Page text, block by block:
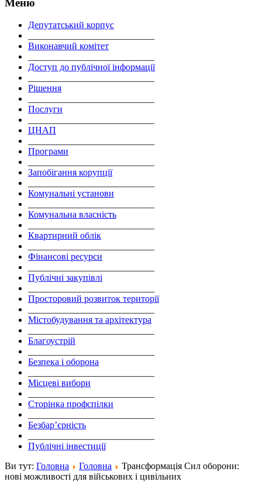
Депутатський корпус
Виконавчий комітет
Доступ до публічної інформації
Рішення
Послуги
ЦНАП
Програми
Запобігання корупції
Комунальні установи
Комунальна власність
Квартирний облік
Фінансові ресурси
Публічні закупівлі
Просторовий розвиток території
Містобудування та архітектура
Благоустрій
Безпека і оборона
Місцеві вибори
Сторінка профспілки
Безбар’єрність
Публічні інвестиції
Ви тут: Головна Головна
Трансформація Сил оборони:
нові можливості для військових і цивільних